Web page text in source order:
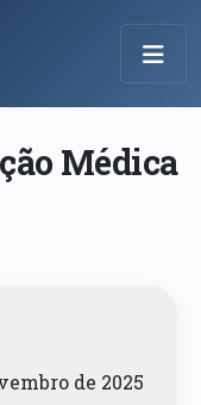
Médica
de 2025